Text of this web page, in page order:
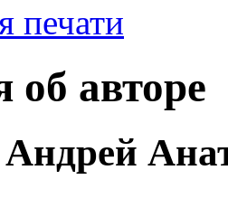
печати
об авторе